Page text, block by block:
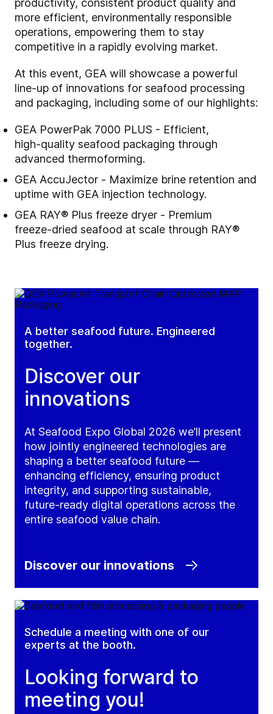
productivity, consistent product quality and
more efficient, environmentally responsible
operations, empowering them to stay
competitive in a rapidly evolving market.
At this event, GEA will showcase a powerful
line‑up of innovations for seafood processing
and packaging, including some of our highlights:
GEA PowerPak 7000 PLUS - Efficient,
high‑quality seafood packaging through
advanced thermoforming.
GEA AccuJector - Maximize brine retention and
uptime with GEA injection technology.
GEA RAY® Plus freeze dryer - Premium
freeze‑dried seafood at scale through RAY®
Plus freeze drying.
A better seafood future. Engineered
together.
Discover our
innovations
At Seafood Expo Global 2026 we’ll present
how jointly engineered technologies are
shaping a better seafood future —
enhancing efficiency, ensuring product
integrity, and supporting sustainable,
future‑ready digital operations across the
entire seafood value chain.
Discover our innovations
Schedule a meeting with one of our
experts at the booth.
Looking forward to
meeting you!